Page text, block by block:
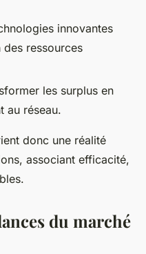
innovantes
des ressources
les surplus en
au réseau.
donc une réalité
associant efficacité,
du marché